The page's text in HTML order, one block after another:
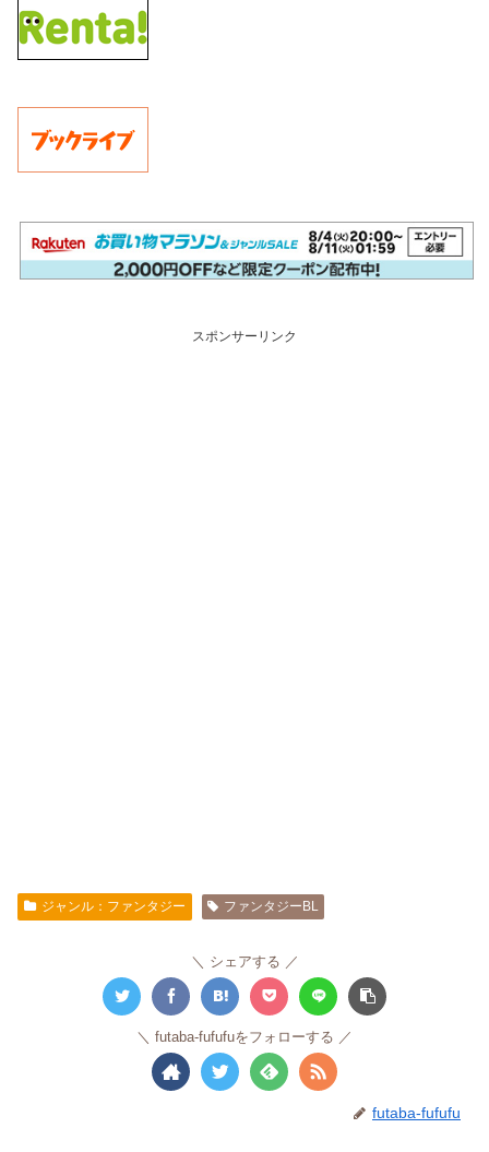
スポンサーリンク
ジャンル：ファンタジー ファンタジーBL
シェアする
futaba-fufufuをフォローする
futaba-fufufu